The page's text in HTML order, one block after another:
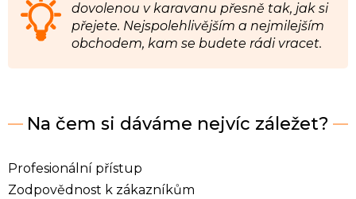
dovolenou v karavanu přesně tak, jak si
přejete. Nejspolehlivějším a nejmilejším
obchodem, kam se budete rádi vracet.
Na čem si dáváme nejvíc záležet?
Profesionální přístup
Zodpovědnost k zákazníkům